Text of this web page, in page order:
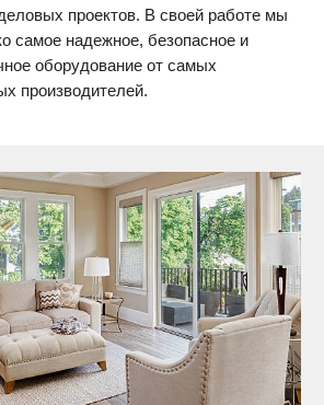
проектов. В своей работе мы
самое надежное, безопасное и
оборудование от самых
производителей.